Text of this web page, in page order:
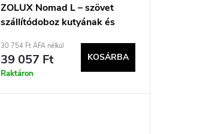
ZOLUX Nomad L – szövet
szállítódoboz kutyának és
63,5 cm
30 754 Ft ÁFA nélkül
39 057 Ft
Raktáron
KOSÁRBA